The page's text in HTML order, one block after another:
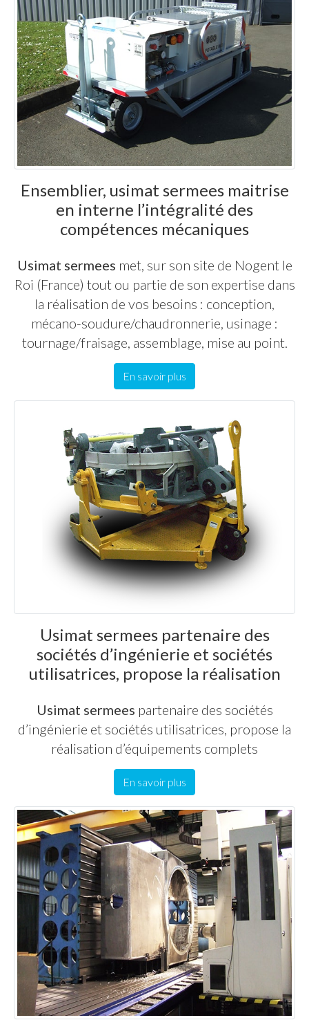
Ensemblier, usimat sermees maitrise
en interne l’intégralité des
compétences mécaniques
Usimat sermees met, sur son site de Nogent le
Roi (France) tout ou partie de son expertise dans
la réalisation de vos besoins : conception,
mécano-soudure/chaudronnerie, usinage :
tournage/fraisage, assemblage, mise au point.
En savoir plus
Usimat sermees partenaire des
sociétés d’ingénierie et sociétés
utilisatrices, propose la réalisation
Usimat sermees partenaire des sociétés
d’ingénierie et sociétés utilisatrices, propose la
réalisation d’équipements complets
En savoir plus